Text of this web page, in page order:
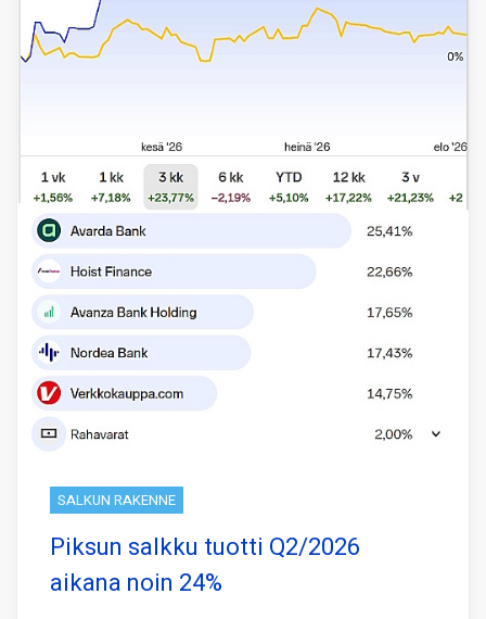
SALKUN RAKENNE
Piksun salkku tuotti Q2/2026
aikana noin 24%